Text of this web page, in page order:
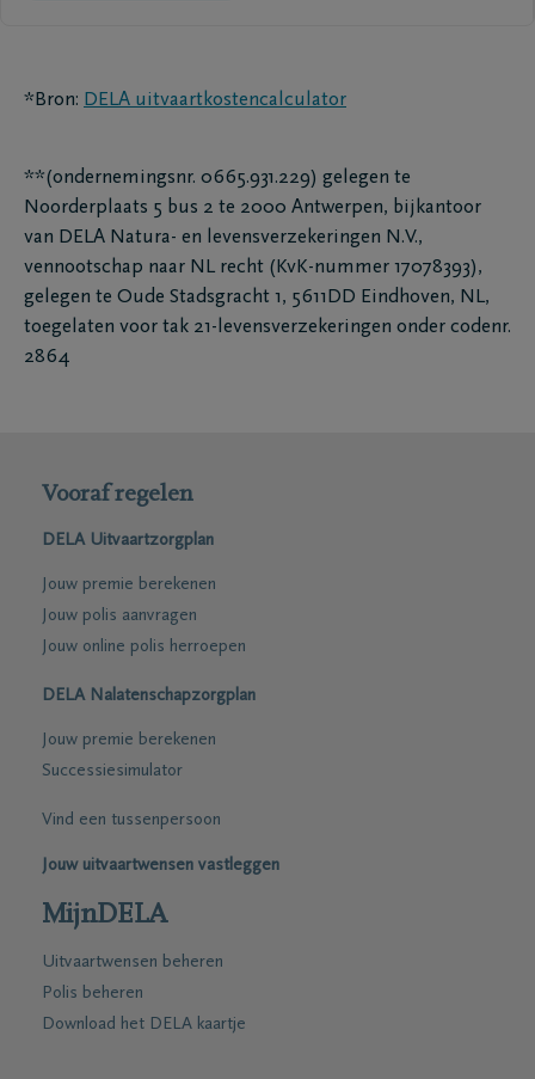
*Bron: DELA uitvaartkostencalculator
**(ondernemingsnr. 0665.931.229) gelegen te
Noorderplaats 5 bus 2 te 2000 Antwerpen, bijkantoor
van DELA Natura- en levensverzekeringen N.V.,
vennootschap naar NL recht (KvK-nummer 17078393),
gelegen te Oude Stadsgracht 1, 5611DD Eindhoven, NL,
toegelaten voor tak 21-levensverzekeringen onder codenr.
2864
Vooraf regelen
DELA Uitvaartzorgplan
Jouw premie berekenen
Jouw polis aanvragen
Jouw online polis herroepen
DELA Nalatenschapzorgplan
Jouw premie berekenen
Successiesimulator
Vind een tussenpersoon
Jouw uitvaartwensen vastleggen
MijnDELA
Uitvaartwensen beheren
Polis beheren
Download het DELA kaartje